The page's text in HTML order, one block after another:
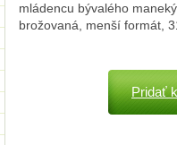
mládencu bývalého
brožovaná, menší formát,
Pridať